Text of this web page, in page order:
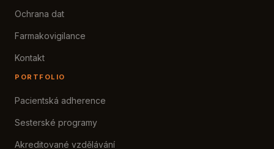
Ochrana dat
Farmakovigilance
Kontakt
PORTFOLIO
Pacientská adherence
Sesterské programy
Akreditované vzdělávání